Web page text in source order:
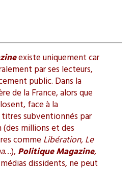
existe uniquement car
par ses lecteurs,
public. Dans la
de la France, alors que
face à la
subventionnés par
(des millions et des
comme Libération, Le
…), Politique Magazine,
dissidents, ne peut